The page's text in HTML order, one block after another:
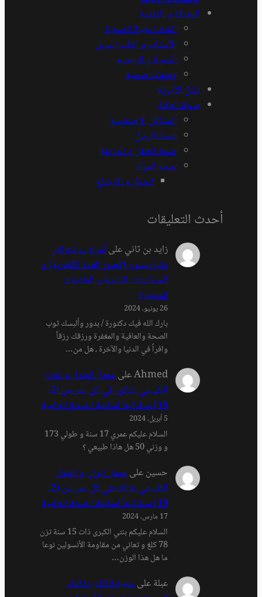
الرشاقة و التغذية
أنماط الحياة الصحية
الأعشاب و الطب البديل
الحمية و الريجيم
وصفات صحية
دليل الأدوية
صحة العائلة
المشاكل الاجتماعية
صحة الرجل
صحة الطفل و المراهق
صحة المرأة
الحمل و الإرضاع
أحدث التعليقات
زايد بن ثانيعلىأسباب و أعراض
داء أديسون (قصور الغدة الكظرية) و
المضاعفات الناتجة و العلاجات
المتوفرة
26 يونيو، 2024
بارك الله فيك دكتورة / بدور وألبسك ثوب
الصحة والعافية والمغفرة ورزقك رزقاً
وافراً في الدنيا والآخرة ، هل من…
Ahmedعلىمعدل الطول و الوزن
الطبيعي للذكور في كل عمر من (2-
19) سنة تبعاً لمنظمة الصحة العالمية
5 أبريل، 2024
السلام عليكم عمري 17 سنة و طولي 173
و وزني 50 هل هاذا طبيعي ؟
حسينعلىمعدل الوزن و الطول
الطبيعي للإناث في كل عمر من (2-
19) سنة تبعاً لمنظمة الصحة العالمية
17 مارس، 2024
السلام عليكم بنتي الكبرى ذات 15 سنة تزن
78 كلغ و تعاني من مقاومة الأنسولين نوعا
ما هل هذا الوزن…
عبلةعلىحمية الكانديدا (داء